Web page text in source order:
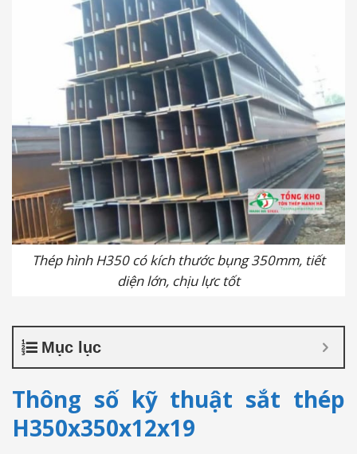
Thép hình H350 có kích thước bụng 350mm, tiết
diện lớn, chịu lực tốt
Mục lục
Thông số kỹ thuật sắt thép
H350x350x12x19